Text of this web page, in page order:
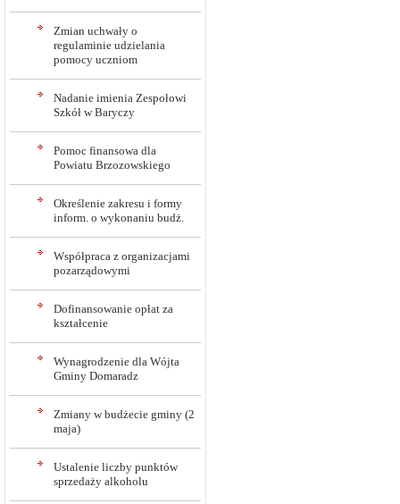
Zmian uchwały o
regulaminie udzielania
pomocy uczniom
Nadanie imienia Zespołowi
Szkół w Baryczy
Pomoc finansowa dla
Powiatu Brzozowskiego
Określenie zakresu i formy
inform. o wykonaniu budż.
Współpraca z organizacjami
pozarządowymi
Dofinansowanie opłat za
kształcenie
Wynagrodzenie dla Wójta
Gminy Domaradz
Zmiany w budżecie gminy (2
maja)
Ustalenie liczby punktów
sprzedaży alkoholu